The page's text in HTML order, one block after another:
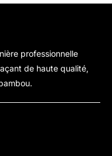
professionnelle
de haute qualité,